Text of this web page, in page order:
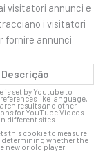
visitatori annunci e
i visitatori
fornire annunci
Descrição
is set by Youtube to
like language,
results and other
for YouTube Videos
different sites.
this cookie to measure
whether the
new or old player